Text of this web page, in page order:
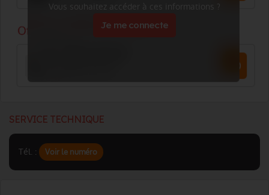
Vous souhaitez accéder à ces informations ?
Je me connecte
SERVICE TECHNIQUE
Tél. : Voir le numéro